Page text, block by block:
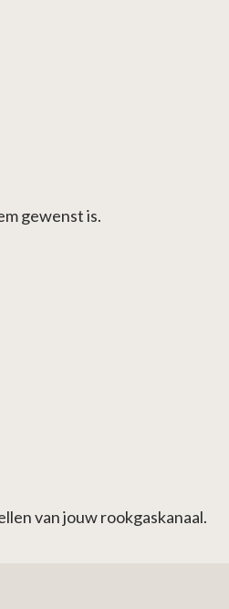
gewenst is.
van jouw rookgaskanaal.